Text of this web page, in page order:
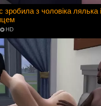
зробила з чоловіка лялька
HD